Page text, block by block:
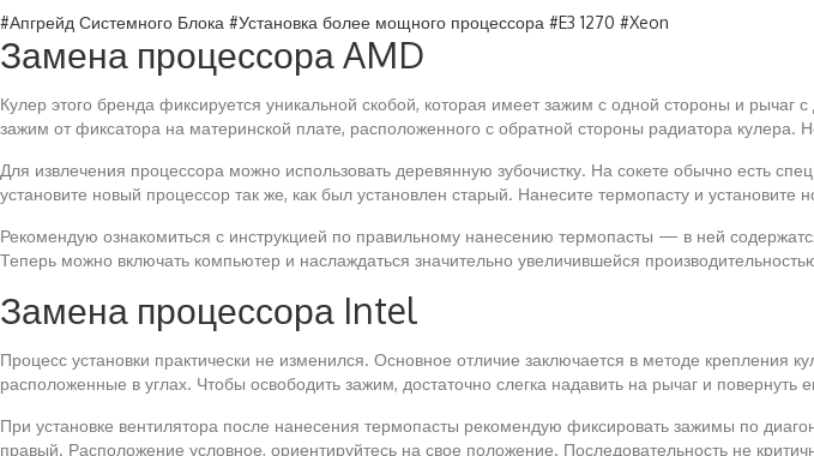
#Апгрейд Системного Блока #Установка более мощного процессора #E3 1270 #Xeon
Замена процессора AMD
Кулер этого бренда фиксируется уникальной скобой, которая имеет зажим с одной стороны и
зажим от фиксатора на материнской плате, расположенного с обратной стороны радиатора кулера.
Для извлечения процессора можно использовать деревянную зубочистку. На сокете обычно есть
установите новый процессор так же, как был установлен старый. Нанесите термопасту и установите
Рекомендую ознакомиться с инструкцией по правильному нанесению термопасты — в ней
Теперь можно включать компьютер и наслаждаться значительно увеличившейся
Замена процессора Intel
Процесс установки практически не изменился. Основное отличие заключается в методе крепления
расположенные в углах. Чтобы освободить зажим, достаточно слегка надавить на рычаг и повернуть
При установке вентилятора после нанесения термопасты рекомендую фиксировать зажимы по
правый. Расположение условное, ориентируйтесь на свое положение. Последовательность не